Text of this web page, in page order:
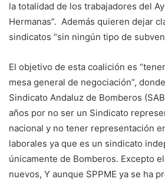
la totalidad de los trabajadores del
Hermanas”. Además quieren dejar
sindicatos “sin ningún tipo de
El objetivo de esta coalición es
mesa general de negociación”,
Sindicato Andaluz de Bomberos
años por no ser un Sindicato
nacional y no tener representación
laborales ya que es un sindicato
únicamente de Bomberos. Excepto
nuevos, Y aunque SPPME ya se ha